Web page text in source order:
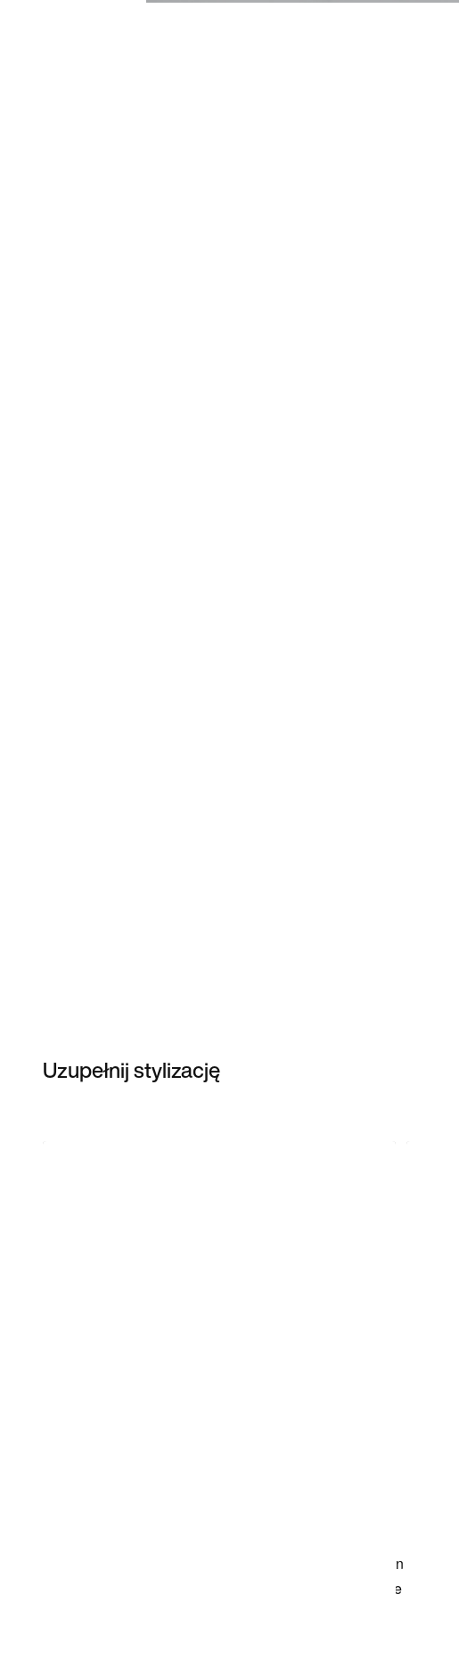
Uzupełnij stylizację